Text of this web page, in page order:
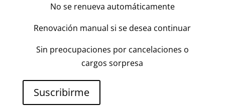
No se renueva automáticamente
Renovación manual si se desea continuar
Sin preocupaciones por cancelaciones o
cargos sorpresa
Suscribirme